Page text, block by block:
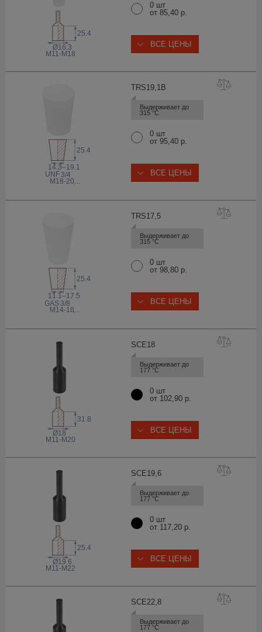
25.4
Ø16.3
M11-M18
0 шт
от 85,40 р.
ВСЕ ЦЕНЫ
TRS19,1B
Выдерживает до
315 °С
25.4
14.3–19.1
M18-20,...
UNF 3/4
0 шт
от 95,40 р.
ВСЕ ЦЕНЫ
TRS17,5
Выдерживает до
315 °С
25.4
GAS 3/8
11.1–17.5
M14-18,...
0 шт
от 98,80 р.
ВСЕ ЦЕНЫ
SCE18
Выдерживает до
177 °С
31.8
Ø18
М11-М20
0 шт
от 102,90 р.
ВСЕ ЦЕНЫ
SCE19,6
Выдерживает до
177 °С
25.4
Ø19.6
M11-M22
0 шт
от 117,20 р.
ВСЕ ЦЕНЫ
SCE22,8
Выдерживает до
177 °С